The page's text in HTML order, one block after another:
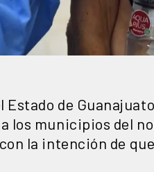
Estado de
los municipios del
la intención de